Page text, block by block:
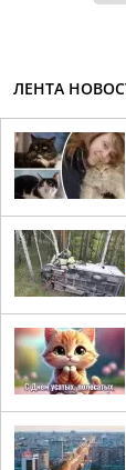
ЛЕНТА